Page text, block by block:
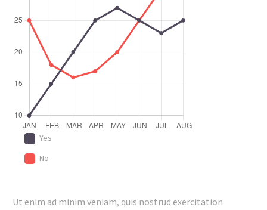
Yes
No
Ut enim ad minim veniam, quis nostrud exercitation